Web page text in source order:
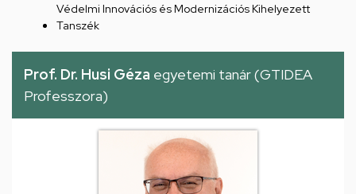
Védelmi Innovációs és Modernizációs Kihelyezett
Tanszék
Prof. Dr. Husi Géza egyetemi tanár (GTIDEA
Professzora)